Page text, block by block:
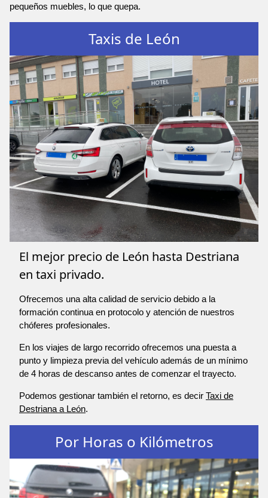
pequeños muebles, lo que quepa.
Taxis de León
El mejor precio de León hasta Destriana
en taxi privado.
Ofrecemos una alta calidad de servicio debido a la
formación continua en protocolo y atención de nuestros
chóferes profesionales.
En los viajes de largo recorrido ofrecemos una puesta a
punto y limpieza previa del vehículo además de un mínimo
de 4 horas de descanso antes de comenzar el trayecto.
Podemos gestionar también el retorno, es decir Taxi de
Destriana a León.
Por Horas o Kilómetros